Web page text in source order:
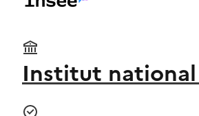
Institut national